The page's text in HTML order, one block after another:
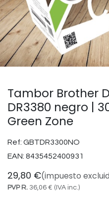
Tambor Brother
DR3380 negro |
Green Zone
Ref: GBTDR3300NO
EAN: 8435452400931
29,80 €(impuesto
PVP R. 36,06 € (IVA inc.)